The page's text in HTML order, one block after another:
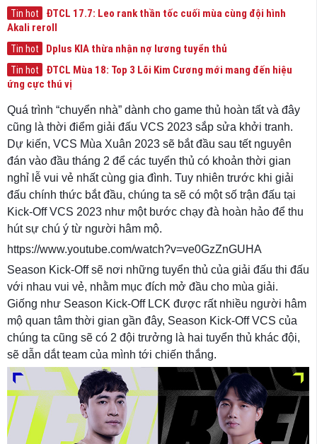
Tin hot
ĐTCL 17.7: Leo rank thần tốc cuối mùa cùng đội hình
Akali reroll
Tin hot Dplus KIA thừa nhận nợ lương tuyển thủ
Tin hot
ĐTCL Mùa 18: Top 3 Lõi Kim Cương mới mang đến hiệu
ứng cực thú vị
Quá trình “chuyển nhà” dành cho game thủ hoàn tất và đây
cũng là thời điểm giải đấu VCS 2023 sắp sửa khởi tranh.
Dự kiến, VCS Mùa Xuân 2023 sẽ bắt đầu sau tết nguyên
đán vào đầu tháng 2 để các tuyển thủ có khoản thời gian
nghỉ lễ vui vẻ nhất cùng gia đình. Tuy nhiên trước khi giải
đấu chính thức bắt đầu, chúng ta sẽ có một số trận đấu tại
Kick-Off VCS 2023 như một bước chạy đà hoàn hảo để thu
hút sự chú ý từ người hâm mộ.
https://www.youtube.com/watch?v=ve0GzZnGUHA
Season Kick-Off sẽ nơi những tuyển thủ của giải đấu thi đấu
với nhau vui vẻ, nhằm mục đích mở đầu cho mùa giải.
Giống như Season Kick-Off LCK được rất nhiều người hâm
mộ quan tâm thời gian gần đây, Season Kick-Off VCS của
chúng ta cũng sẽ có 2 đội trưởng là hai tuyển thủ khác đội,
sẽ dẫn dắt team của mình tới chiến thắng.